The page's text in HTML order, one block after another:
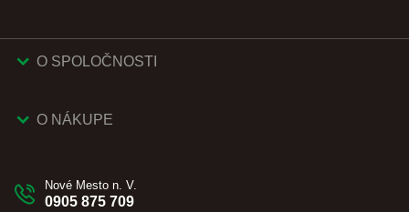
O SPOLOČNOSTI
O NÁKUPE
Nové Mesto n. V.
0905 875 709